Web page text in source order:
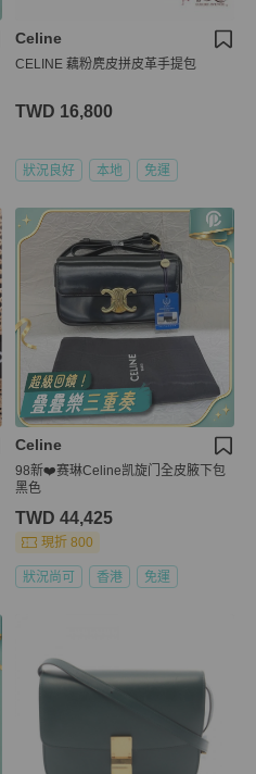
Celine
CELINE 藕粉麂皮拼皮革手提包
TWD 16,800
狀況良好 本地 免運
Celine
98新❤️赛琳Celine凯旋门全皮腋下包
黑色
TWD 44,425
現折 800
狀況尚可 香港 免運